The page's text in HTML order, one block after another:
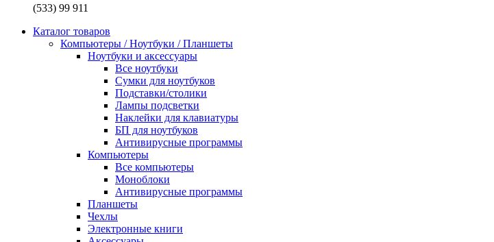
(533) 99 911
Каталог товаров
Компьютеры / Ноутбуки / Планшеты
Ноутбуки и аксессуары
Все ноутбуки
Сумки для ноутбуков
Подставки/столики
Лампы подсветки
Наклейки для клавиатуры
БП для ноутбуков
Антивирусные программы
Компьютеры
Все компьютеры
Моноблоки
Антивирусные программы
Планшеты
Чехлы
Электронные книги